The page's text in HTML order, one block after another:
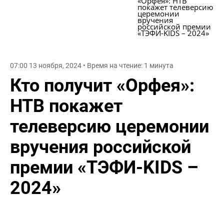
покажет телеверсию
церемонии
вручения
российской премии
«ТЭФИ-KIDS – 2024»
07:00 13 ноября, 2024 • Время на чтение: 1 минута
Кто получит «Орфея»:
НТВ покажет
телеверсию церемонии
вручения российской
премии «ТЭФИ-KIDS –
2024»